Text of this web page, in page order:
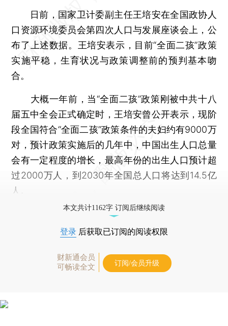
日前，国家卫计委副主任王培安在全国政协人
口资源环境委员会第四次人口与发展座谈会上，公
布了上述数据。王培安表示，目前“全面二孩”政策
实施平稳，生育状况与政策调整前的预判基本吻
合。
大概一年前，当“全面二孩”政策刚被中共十八
届五中全会正式确定时，王培安曾公开表示，现阶
段全国符合“全面二孩”政策条件的夫妇约有9000万
对，预计政策实施后的几年中，中国出生人口总量
会有一定程度的增长，最高年份的出生人口预计超
过2000万人，到2030年全国总人口将达到14.5亿
人。
本文共计1162字 订阅后继续阅读
登录 后获取已订阅的阅读权限
财新通会员
可畅读全文
订阅/会员升级